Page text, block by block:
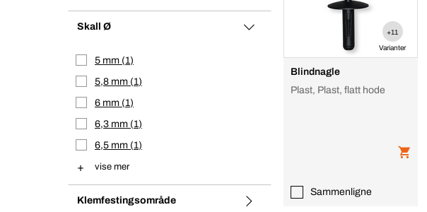
Skall Ø
5 mm 1
5,8 mm 1
6 mm 1
6,3 mm 1
6,5 mm 1
vise mer
Klemfestingsområde
+11
Varianter
Blindnagle
Plast, Plast, flatt hode
Sammenligne